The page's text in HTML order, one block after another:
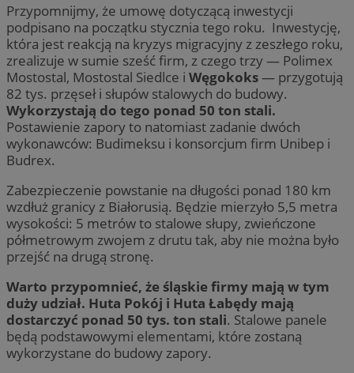
Przypomnijmy, że umowę dotyczącą inwestycji
podpisano na początku stycznia tego roku. Inwestycję,
która jest reakcją na kryzys migracyjny z zeszłego roku,
zrealizuje w sumie sześć firm, z czego trzy — Polimex
Mostostal, Mostostal Siedlce i Węgokoks— przygotują
82 tys. przęseł i słupów stalowych do budowy.
Wykorzystają do tego ponad 50 ton stali.
Postawienie zapory to natomiast zadanie dwóch
wykonawców: Budimeksu i konsorcjum firm Unibep i
Budrex.
Zabezpieczenie powstanie na długości ponad 180 km
wzdłuż granicy z Białorusią. Będzie mierzyło 5,5 metra
wysokości: 5 metrów to stalowe słupy, zwieńczone
półmetrowym zwojem z drutu tak, aby nie można było
przejść na drugą stronę.
Warto przypomnieć, że śląskie firmy mają w tym
duży udział. Huta Pokój i Huta Łabędy mają
dostarczyć ponad 50 tys. ton stali. Stalowe panele
będą podstawowymi elementami, które zostaną
wykorzystane do budowy zapory.